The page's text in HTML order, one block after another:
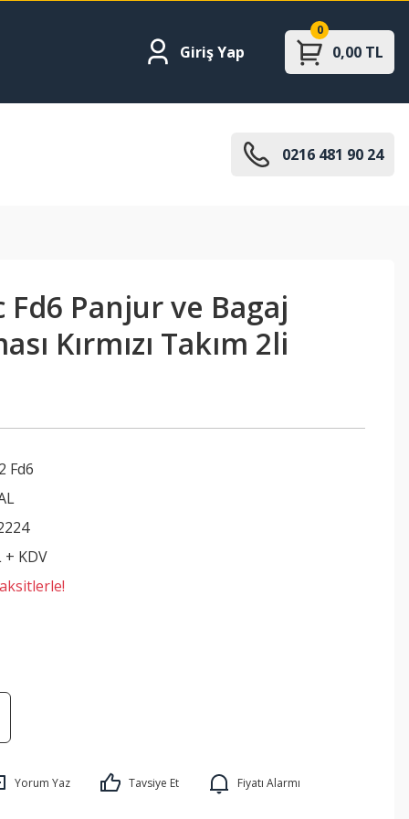
Giriş Yap 0,00 TL
0
0216 481 90 24
Fd6 Panjur ve Bagaj
Kırmızı Takım 2li
Fd6
+ KDV
Yorum Yaz Tavsiye Et Fiyatı Alarmı